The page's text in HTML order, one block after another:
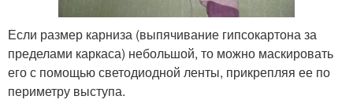
Если размер карниза (выпячивание гипсокартона за
пределами каркаса) небольшой, то можно маскировать
его с помощью светодиодной ленты, прикрепляя ее по
периметру выступа.